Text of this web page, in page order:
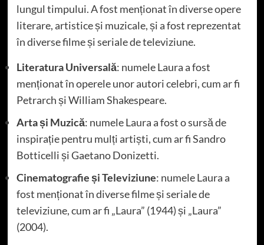
lungul timpului. A fost menționat în diverse opere
literare, artistice și muzicale, și a fost reprezentat
în diverse filme și seriale de televiziune.
Literatura Universală: numele Laura a fost
menționat în operele unor autori celebri, cum ar fi
Petrarch și William Shakespeare.
Arta și Muzică: numele Laura a fost o sursă de
inspirație pentru mulți artiști, cum ar fi Sandro
Botticelli și Gaetano Donizetti.
Cinematografie și Televiziune: numele Laura a
fost menționat în diverse filme și seriale de
televiziune, cum ar fi „Laura” (1944) și „Laura”
(2004).